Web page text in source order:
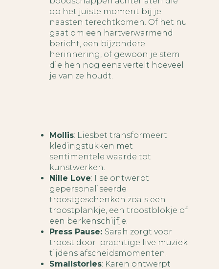
op het juiste moment bij je
naasten terechtkomen. Of het nu
gaat om een hartverwarmend
bericht, een bijzondere
herinnering, of gewoon je stem
die hen nog eens vertelt hoeveel
je van ze houdt.
Mollis: Liesbet transformeert
kledingstukken met
sentimentele waarde tot
kunstwerken.
Nille Love: Ilse ontwerpt
gepersonaliseerde
troostgeschenken zoals een
troostplankje, een troostblokje of
een berkenschijfje.
Press Pause: Sarah zorgt voor
troost door prachtige live muziek
tijdens afscheidsmomenten.
Smallstories: Karen ontwerpt